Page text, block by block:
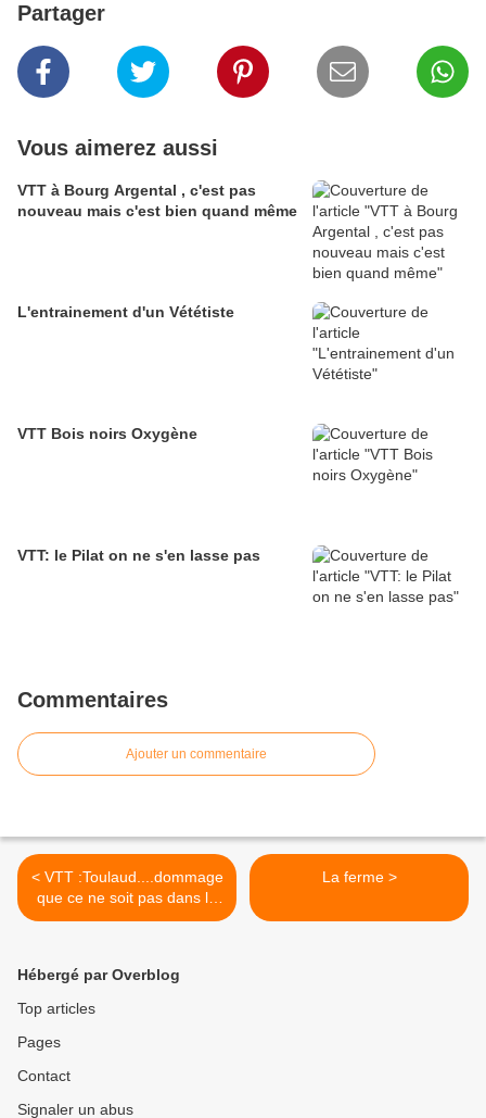
Partager
Vous aimerez aussi
VTT à Bourg Argental , c'est pas
nouveau mais c'est bien quand même
L'entrainement d'un Vététiste
VTT Bois noirs Oxygène
VTT: le Pilat on ne s'en lasse pas
Commentaires
Ajouter un commentaire
< VTT :Toulaud....dommage
que ce ne soit pas dans le
Mézenc
La ferme >
Hébergé par Overblog
Top articles
Pages
Contact
Signaler un abus